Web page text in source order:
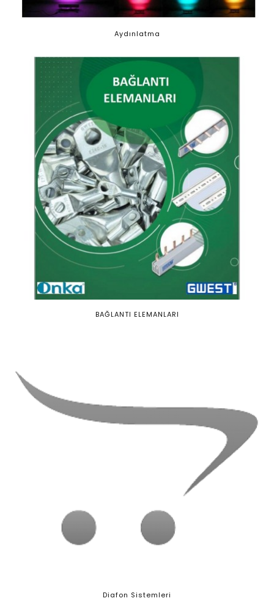
Aydınlatma
BAĞLANTI ELEMANLARI
Diafon Sistemleri